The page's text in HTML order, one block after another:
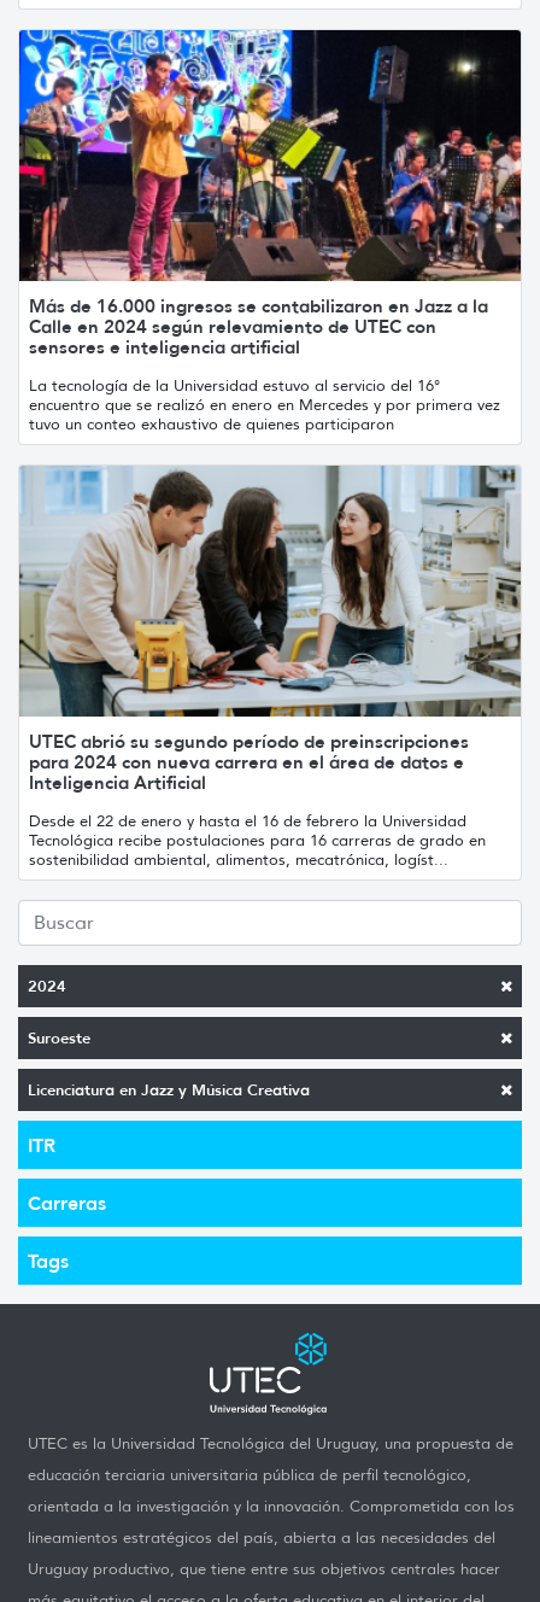
2024
Suroeste
Licenciatura en Jazz y Música Creativa
ITR
Carreras
Tags
Más de 16.000 ingresos se contabilizaron en Jazz a la
Calle en 2024 según relevamiento de UTEC con
sensores e inteligencia artificial
La tecnología de la Universidad estuvo al servicio del 16°
encuentro que se realizó en enero en Mercedes y por primera vez
tuvo un conteo exhaustivo de quienes participaron
UTEC abrió su segundo período de preinscripciones
para 2024 con nueva carrera en el área de datos e
Inteligencia Artificial
Desde el 22 de enero y hasta el 16 de febrero la Universidad
Tecnológica recibe postulaciones para 16 carreras de grado en
sostenibilidad ambiental, alimentos, mecatrónica, logíst...
UTEC es la Universidad Tecnológica del Uruguay, una propuesta de
educación terciaria universitaria pública de perfil tecnológico,
orientada a la investigación y la innovación. Comprometida con los
lineamientos estratégicos del país, abierta a las necesidades del
Uruguay productivo, que tiene entre sus objetivos centrales hacer